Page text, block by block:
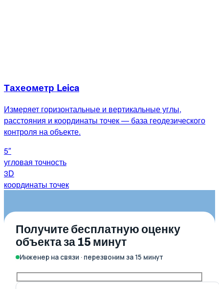
Тахеометр Leica
Измеряет горизонтальные и вертикальные углы,
расстояния и координаты точек — база геодезического
контроля на объекте.
5″
угловая точность
3D
координаты точек
Получите бесплатную оценку
объекта за 15 минут
Инженер на связи · перезвоним за 15 минут